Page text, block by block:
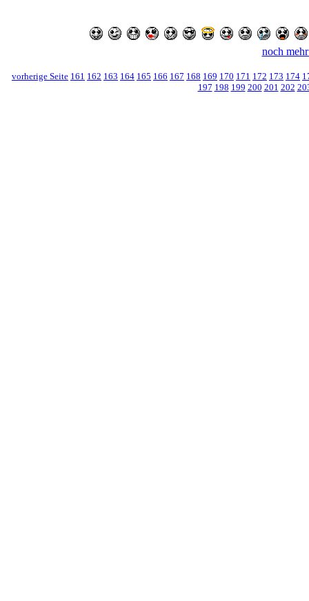
noch
vorherige Seite 161 162 163 164 165 166 167 168 169 170 171 172 173 174
197 198 199 200 201 202